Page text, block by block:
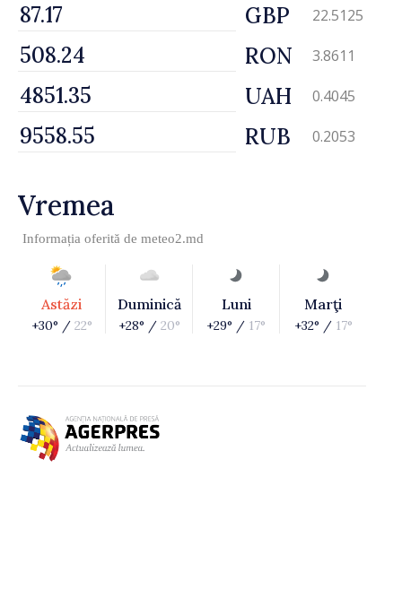
GBP 22.5125
RON 3.8611
UAH 0.4045
RUB 0.2053
Vremea
Informația oferită de meteo2.md
Astăzi
+30° / 22°
Duminică
+28° / 20°
Luni
+29° / 17°
Marţi
+32° / 17°